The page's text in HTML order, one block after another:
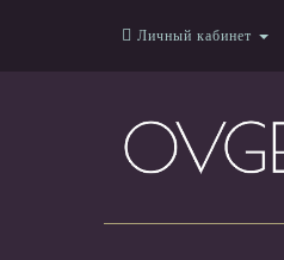
Личный кабинет